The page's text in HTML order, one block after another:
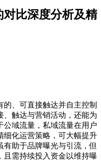
比深度分析及精
、可直接触达并自主控制
、触达与营销活动，还能为
公域流量，私域流量在用户
化运营策略，可大幅提升
有助于品牌曝光与引流，但
且需持续投入资金以维持曝